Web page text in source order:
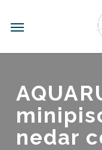
main
Menu
nedar